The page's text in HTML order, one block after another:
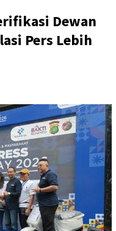
Dewan
Pers Lebih